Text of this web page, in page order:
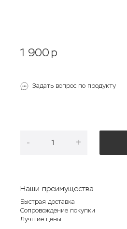
1 900 p
Задать вопрос по продукту
- +
Наши преимущества
Быстрая доставка
Сопровождение покупки
Лучшие цены